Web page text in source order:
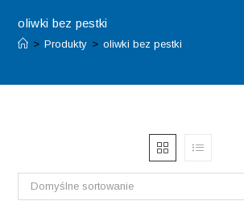
oliwki bez pestki
> Produkty > oliwki bez pestki
Domyślne sortowanie